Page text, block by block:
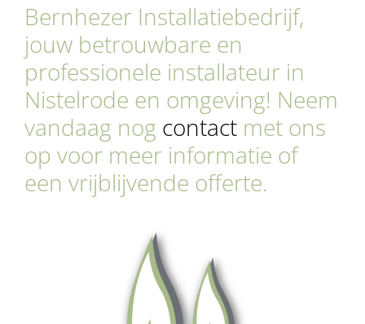
Bernhezer Installatiebedrijf,
jouw betrouwbare en
professionele installateur in
Nistelrode en omgeving! Neem
vandaag nog contactmet ons
op voor meer informatie of
een vrijblijvende offerte.